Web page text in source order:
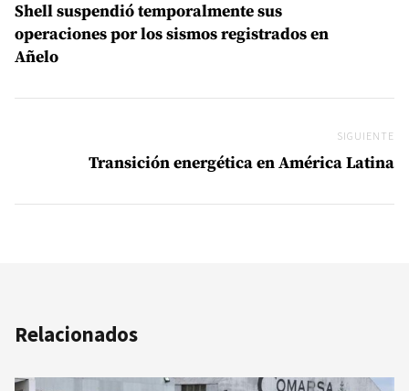
Shell suspendió temporalmente sus
operaciones por los sismos registrados en
Añelo
SIGUIENTE
Transición energética en América Latina
Relacionados